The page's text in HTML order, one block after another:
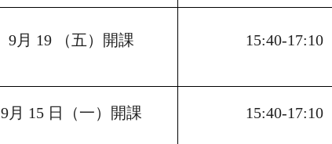
9月 19 （五）開課 15:40-17:10
9月 15 日（一）開課 15:40-17:10